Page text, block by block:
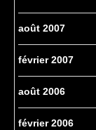
août 2007
février 2007
août 2006
février 2006